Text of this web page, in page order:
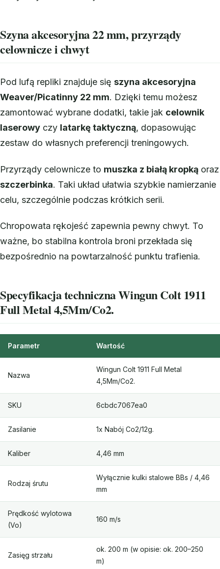
Szyna akcesoryjna 22 mm, przyrządy
celownicze i chwyt
Pod lufą repliki znajduje się szyna akcesoryjna
Weaver/Picatinny 22 mm. Dzięki temu możesz
zamontować wybrane dodatki, takie jak celownik
laserowy czy latarkę taktyczną, dopasowując
zestaw do własnych preferencji treningowych.
Przyrządy celownicze to muszka z białą kropką oraz
szczerbinka. Taki układ ułatwia szybkie namierzanie
celu, szczególnie podczas krótkich serii.
Chropowata rękojeść zapewnia pewny chwyt. To
ważne, bo stabilna kontrola broni przekłada się
bezpośrednio na powtarzalność punktu trafienia.
Specyfikacja techniczna Wingun Colt 1911
Full Metal 4,5Mm/Co2.
Parametr Wartość
Nazwa
Wingun Colt 1911 Full Metal
4,5Mm/Co2.
SKU 6cbdc7067ea0
Zasilanie 1x Nabój Co2/12g.
Kaliber 4,46 mm
Rodzaj śrutu
Wyłącznie kulki stalowe BBs / 4,46
mm
Prędkość wylotowa
(Vo)
160 m/s
Zasięg strzału
ok. 200 m (w opisie: ok. 200–250
m)